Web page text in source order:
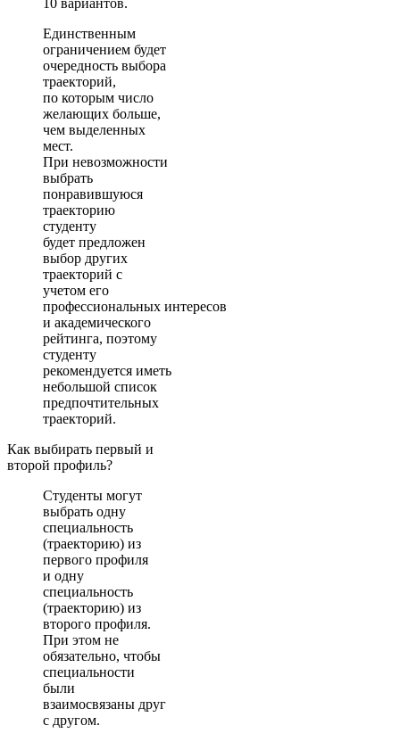
10 вариантов.
Единственным
ограничением будет
очередность выбора
траекторий,
по которым число
желающих больше,
чем выделенных
мест.
При невозможности
выбрать
понравившуюся
траекторию
студенту
будет предложен
выбор других
траекторий с
учетом его
профессиональных интересов
и академического
рейтинга, поэтому
студенту
рекомендуется иметь
небольшой список
предпочтительных
траекторий.
Как выбирать первый и
второй профиль?
Студенты могут
выбрать одну
специальность
(траекторию) из
первого профиля
и одну
специальность
(траекторию) из
второго профиля.
При этом не
обязательно, чтобы
специальности
были
взаимосвязаны друг
с другом.